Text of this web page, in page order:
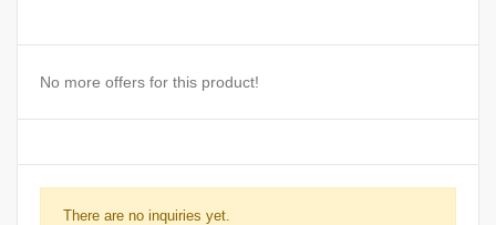
No more offers for this product!
There are no inquiries yet.